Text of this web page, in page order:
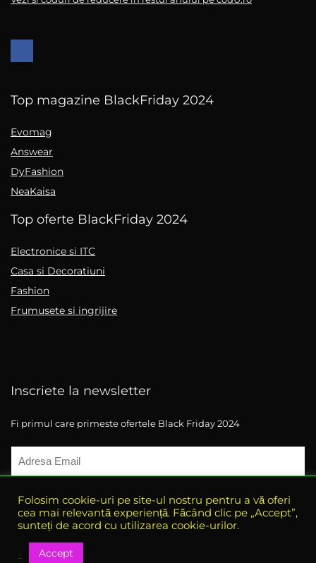
Top magazine BlackFriday 2024
Evomag
Answear
DyFashion
NeaKaisa
Top oferte BlackFriday 2024
Electronice si ITC
Casa si Decoratiuni
Fashion
Frumusete si ingrijire
Inscriete la newsletter
Fi primul care primeste ofertele Black Friday 2024
Folosim cookie-uri pe site-ul nostru pentru a vă oferi
cea mai relevantă experiență. Făcând clic pe „Accept”,
sunteți de acord cu utilizarea cookie-urilor.
Accept